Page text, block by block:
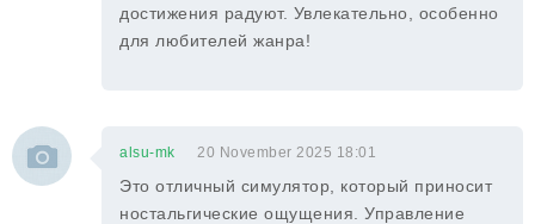
достижения радуют. Увлекательно, особенно
для любителей жанра!
alsu-mk 20 November 2025 18:01
Это отличный симулятор, который приносит
ностальгические ощущения. Управление